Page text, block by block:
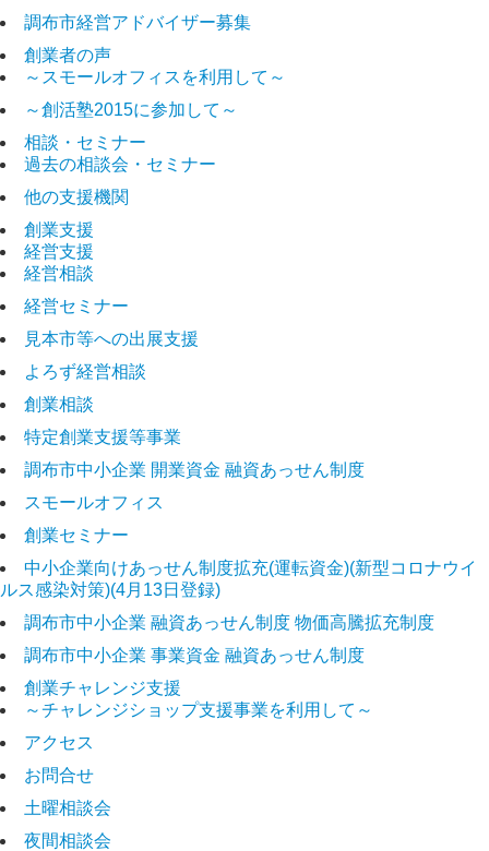
調布市経営アドバイザー募集
創業者の声
～スモールオフィスを利用して～
～創活塾2015に参加して～
相談・セミナー
過去の相談会・セミナー
他の支援機関
創業支援
経営支援
経営相談
経営セミナー
見本市等への出展支援
よろず経営相談
創業相談
特定創業支援等事業
調布市中小企業 開業資金 融資あっせん制度
スモールオフィス
創業セミナー
中小企業向けあっせん制度拡充(運転資金)(新型コロナウイ
ルス感染対策)(4月13日登録)
調布市中小企業 融資あっせん制度 物価高騰拡充制度
調布市中小企業 事業資金 融資あっせん制度
創業チャレンジ支援
～チャレンジショップ支援事業を利用して～
アクセス
お問合せ
土曜相談会
夜間相談会